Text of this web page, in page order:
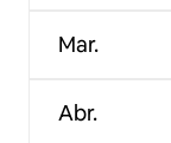
Mar.
Abr.